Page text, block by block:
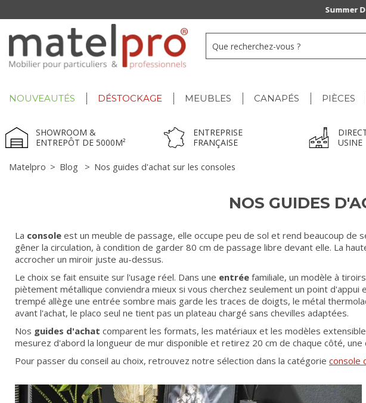
NOUVEAUTÉS DÉSTOCKAGE MEUBLES CANAPÉS PIÈCES
SHOWROOM &
ENTREPÔT DE 5000M²
ENTREPRISE
FRANÇAISE
USINE
Matelpro > Blog > Nos guides d'achat sur les consoles
NOS GUIDES
La console est un meuble de passage, elle occupe peu de sol et rend beaucoup de
gêner la circulation, à condition de garder 80 cm de passage libre devant elle. La
accrocher un miroir juste au-dessus.
Le choix se fait ensuite sur l'usage réel. Dans une entrée familiale, un modèle à
piètement métallique conviendra mieux si vous cherchez seulement un point
trempé allège une entrée sombre mais garde les traces de doigts, le métal
avant l'achat, le placo seul ne tient pas un plateau chargé sans chevilles adaptées.
Nos guides d'achat comparent les formats, les matériaux et les modèles
mesurez d'abord la longueur de mur disponible et retirez 20 cm de chaque côté,
Pour passer du conseil au choix, retrouvez notre sélection dans la catégorie console
Summer